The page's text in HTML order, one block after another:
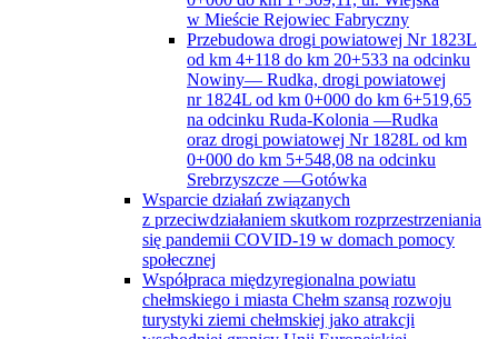
w Mieście Rejowiec Fabryczny
Przebudowa drogi powiatowej Nr 1823L
od km 4+118 do km 20+533 na odcinku
Nowiny— Rudka, drogi powiatowej
nr 1824L od km 0+000 do km 6+519,65
na odcinku Ruda-Kolonia —Rudka
oraz drogi powiatowej Nr 1828L od km
0+000 do km 5+548,08 na odcinku
Srebrzyszcze —Gotówka
Wsparcie działań związanych
z przeciwdziałaniem skutkom rozprzestrzeniania
się pandemii COVID-19 w domach pomocy
społecznej
Współpraca międzyregionalna powiatu
chełmskiego i miasta Chełm szansą rozwoju
turystyki ziemi chełmskiej jako atrakcji